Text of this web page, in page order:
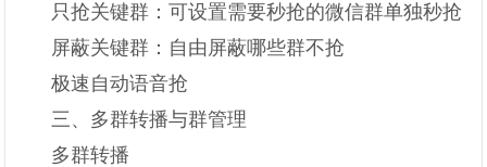
只抢关键群：可设置需要秒抢的微信群单独秒抢
屏蔽关键群：自由屏蔽哪些群不抢
极速自动语音抢
三、多群转播与群管理
多群转播